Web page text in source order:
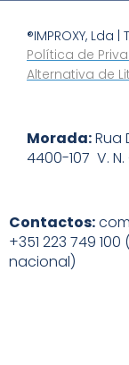
®IMPROXY,
Política de
Alternativa de
Morada:Rua
4400-107 V. N.
Contactos:
+351 223 749
nacional)